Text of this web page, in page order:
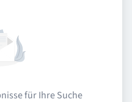
für Ihre Suche